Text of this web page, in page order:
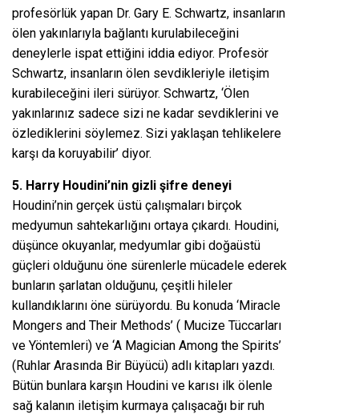
profesörlük yapan Dr. Gary E. Schwartz, insanların
ölen yakınlarıyla bağlantı kurulabileceğini
deneylerle ispat ettiğini iddia ediyor. Profesör
Schwartz, insanların ölen sevdikleriyle iletişim
kurabileceğini ileri sürüyor. Schwartz, ‘Ölen
yakınlarınız sadece sizi ne kadar sevdiklerini ve
özlediklerini söylemez. Sizi yaklaşan tehlikelere
karşı da koruyabilir’ diyor.
5. Harry Houdini’nin gizli şifre deneyi
Houdini’nin gerçek üstü çalışmaları birçok
medyumun sahtekarlığını ortaya çıkardı. Houdini,
düşünce okuyanlar, medyumlar gibi doğaüstü
güçleri olduğunu öne sürenlerle mücadele ederek
bunların şarlatan olduğunu, çeşitli hileler
kullandıklarını öne sürüyordu. Bu konuda ‘Miracle
Mongers and Their Methods’ ( Mucize Tüccarları
ve Yöntemleri) ve ‘A Magician Among the Spirits’
(Ruhlar Arasında Bir Büyücü) adlı kitapları yazdı.
Bütün bunlara karşın Houdini ve karısı ilk ölenle
sağ kalanın iletişim kurmaya çalışacağı bir ruh